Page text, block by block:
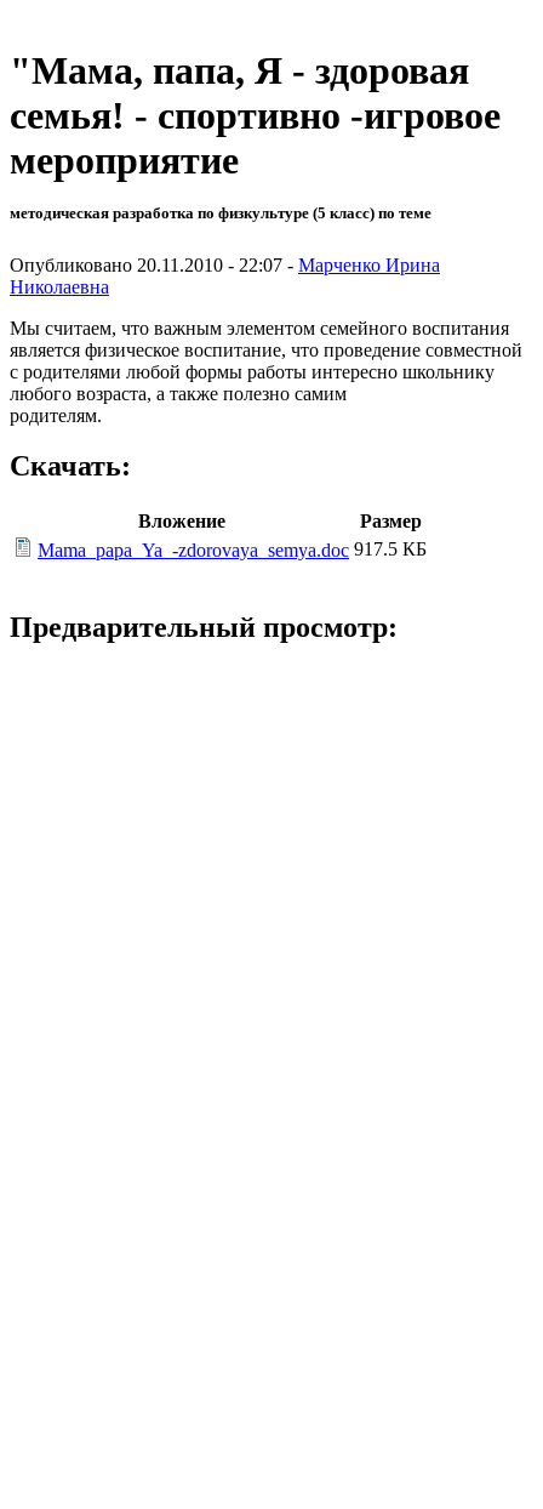
"Мама, папа, Я - здоровая
семья! - спортивно -игровое
мероприятие
методическая разработка по физкультуре (5 класс) по теме
Опубликовано 20.11.2010 - 22:07 - Марченко Ирина
Николаевна
Мы считаем, что важным элементом семейного воспитания
является физическое воспитание, что проведение совместной
с родителями любой формы работы интересно школьнику
любого возраста, а также полезно самим
родителям.
Скачать:
Вложение
Размер
Mama_papa_Ya_-zdorovaya_semya.doc 917.5 КБ
Предварительный просмотр: